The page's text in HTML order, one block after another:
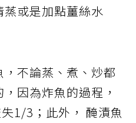
或是加點薑絲水
不論蒸、煮、炒都
因為炸魚的過程，
1/3；此外， 醃漬魚